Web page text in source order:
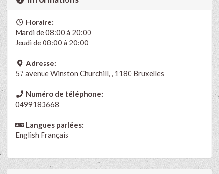
Horaire:
Mardi de 08:00 à 20:00
Jeudi de 08:00 à 20:00
Adresse:
57 avenue Winston Churchill, , 1180 Bruxelles
Numéro de téléphone:
0499183668
Langues parlées:
English Français